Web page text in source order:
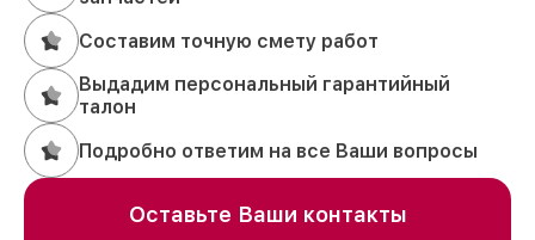
Составим точную смету работ
Выдадим персональный гарантийный
талон
Подробно ответим на все Ваши вопросы
Оставьте Ваши контакты